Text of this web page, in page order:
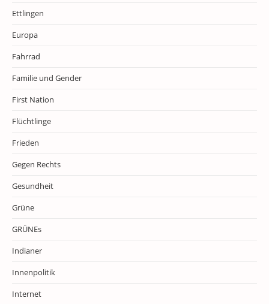
Ettlingen
Europa
Fahrrad
Familie und Gender
First Nation
Flüchtlinge
Frieden
Gegen Rechts
Gesundheit
Grüne
GRÜNEs
Indianer
Innenpolitik
Internet